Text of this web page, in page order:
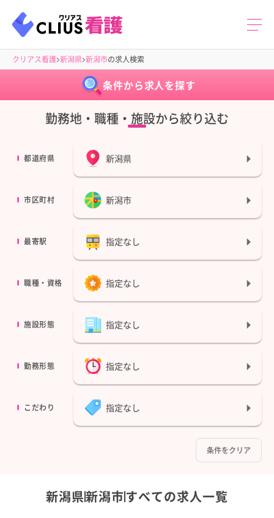
クリアス看護 新潟県 新潟市の求人検索
条件から求人を探す
勤務地・職種・施設から絞り込む
都道府県 新潟県
市区町村 新潟市
最寄駅 指定なし
職種・資格 指定なし
施設形態 指定なし
勤務形態 指定なし
こだわり 指定なし
条件をクリア
新潟県新潟市すべての求人一覧